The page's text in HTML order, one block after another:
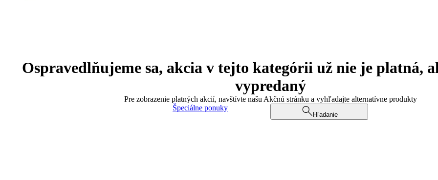
Ospravedlňujeme sa, akcia v tejto kategórii už nie je platná,
vypredaný
Pre zobrazenie platných akcií, navštívte našu Akčnú stránku a vyhľadajte alternatívne produkty
Špeciálne ponuky
Hľadanie